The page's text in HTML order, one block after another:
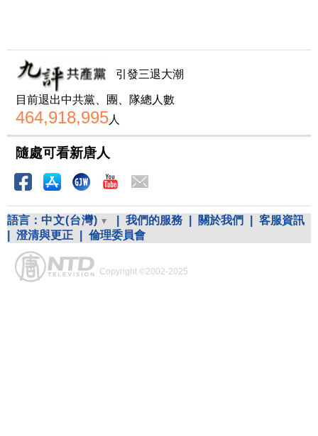
引發三退大潮
目前退出中共黨、團、隊總人數
464,918,995人
隨處可看新唐人
語言： 中文(台灣) 我們的服務 關於我們
客服資訊
澄清與更正 倫理委員會
Copyright ©2002-2025